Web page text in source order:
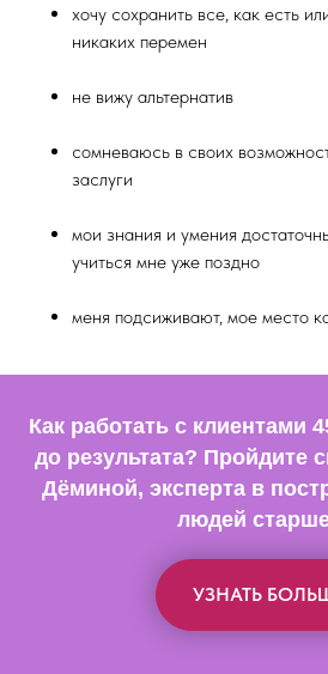
хочу сохранить все, как есть
никаких перемен
не вижу альтернатив
сомневаюсь в своих
заслуги
мои знания и умения
учиться мне уже поздно
меня подсиживают, мое место
Как работать с клиентами
до результата? Пройдите
Дёминой, эксперта в
людей
УЗНАТЬ